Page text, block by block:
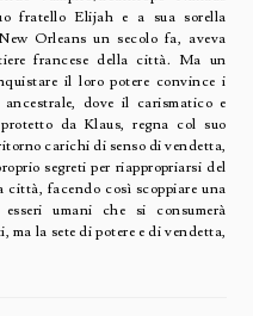
fratello Elijah e a sua sorella
Orleans un secolo fa, aveva
francese della città. Ma un
il loro potere convince i
dove il carismatico e
da Klaus, regna col suo
carichi di senso di vendetta,
segreti per riappropriarsi del
città, facendo così scoppiare una
umani che si consumerà
ma la sete di potere e di vendetta,